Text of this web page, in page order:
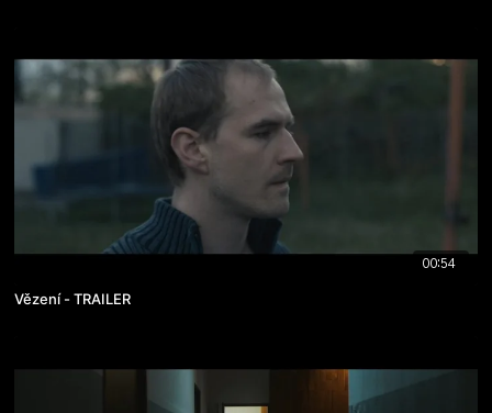
00:54
Vězení - TRAILER